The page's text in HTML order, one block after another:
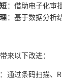
：借助电子化审
：基于数据分析
来以下改进：
：通过条码扫描、